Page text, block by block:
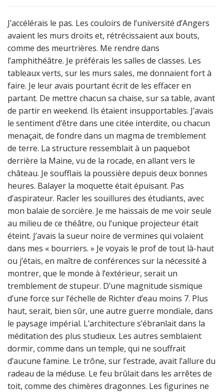
J’accélérais le pas. Les couloirs de l’université d’Angers
avaient les murs droits et, rétrécissaient aux bouts,
comme des meurtrières. Me rendre dans
l’amphithéâtre. Je préférais les salles de classes. Les
tableaux verts, sur les murs sales, me donnaient fort à
faire. Je leur avais pourtant écrit de les effacer en
partant. De mettre chacun sa chaise, sur sa table, avant
de partir en weekend. Ils étaient insupportables. J’avais
le sentiment d’être dans une citée interdite, ou chacun
menaçait, de fondre dans un magma de tremblement
de terre. La structure ressemblait à un paquebot
derrière la Maine, vu de la rocade, en allant vers le
château. Je soufflais la poussière depuis deux bonnes
heures. Balayer la moquette était épuisant. Pas
d’aspirateur. Racler les souillures des étudiants, avec
mon balaie de sorcière. Je me haïssais de me voir seule
au milieu de ce théâtre, ou l’unique projecteur était
éteint. J’avais la sueur noire de vermines qui volaient
dans mes « bourriers. » Je voyais le prof de tout là-haut
ou j’étais, en maître de conférences sur la nécessité à
montrer, que le monde à l’extérieur, serait un
tremblement de stupeur. D’une magnitude sismique
d’une force sur l’échelle de Richter d’eau moins 7. Plus
haut, serait, bien sûr, une autre guerre mondiale, dans
le paysage impérial. L’architecture s’ébranlait dans la
méditation des plus studieux. Les autres semblaient
dormir, comme dans un temple, qui ne souffrait
d’aucune famine. Le trône, sur l’estrade, avait l’allure du
radeau de la méduse. Le feu brûlait dans les arrêtes de
toit, comme des chimères dragonnes. Les figurines ne